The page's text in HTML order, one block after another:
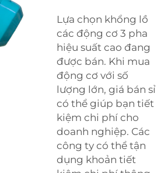
Lựa chọn khổng lồ
các động cơ 3 pha
hiệu suất cao đang
được bán. Khi mua
động cơ với số
lượng lớn, giá bán sỉ
có thể giúp bạn tiết
kiệm chi phí cho
doanh nghiệp. Các
công ty có thể tận
dụng khoản tiết